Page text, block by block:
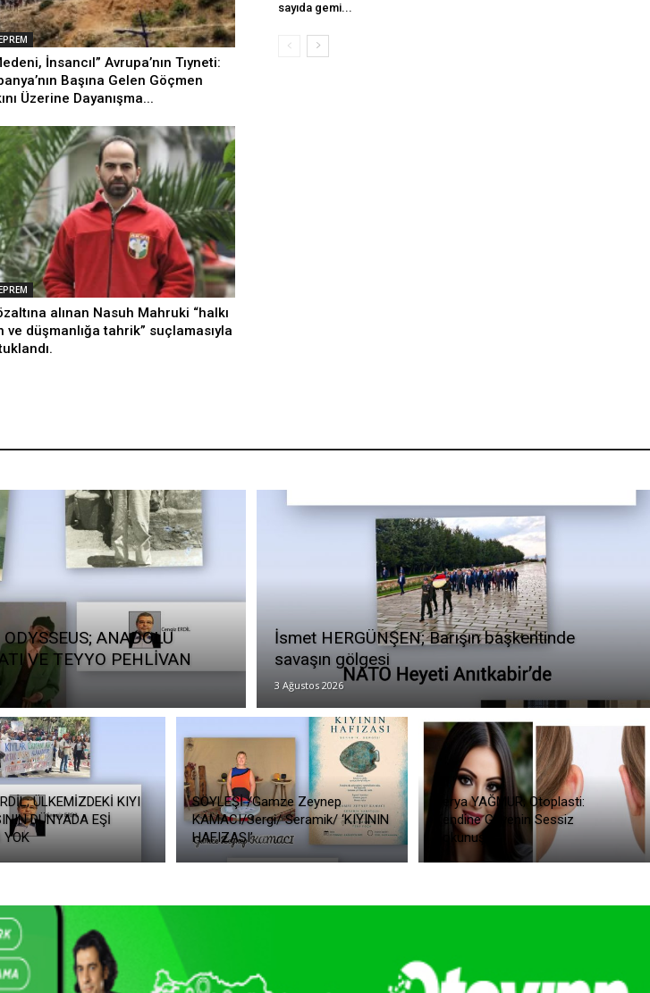
İnsancıl” Avrupa’nın Tıyneti:
Başına Gelen Göçmen
Üzerine Dayanışma...
alınan Nasuh Mahruki “halkı
ve düşmanlığa tahrik” suçlamasıyla
sayıda gemi...
ODYSSEUS; ANADOLU
VE TEYYO PEHLİVAN
İsmet HERGÜNŞEN; Barışın başkentinde
savaşın gölgesi
3 Ağustos 2026
ÜLKEMİZDEKİ KIYI
DÜNYADA EŞİ
YOK
SÖYLEŞİ /Gamze Zeynep
KAMACI/Sergi/ Seramik/ ‘KIYININ
HAFIZASI’
Derya YAĞMUR; Otoplasti:
Kendine Güvenin Sessiz
Dokunuşu